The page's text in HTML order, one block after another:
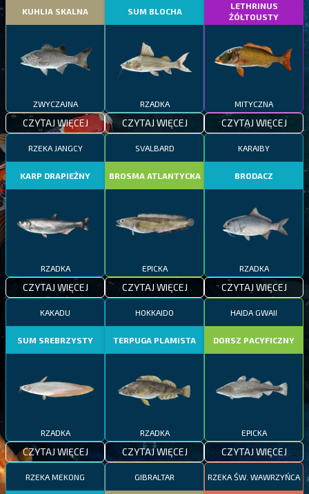
KUHLIA SKALNA
ZWYCZAJNA
CZYTAJ WIĘCEJ
SUM BLOCHA
RZADKA
CZYTAJ WIĘCEJ
LETHRINUS
ŻÓŁTOUSTY
MITYCZNA
CZYTAJ WIĘCEJ
RZEKA JANGCY
KARP DRAPIEŻNY
RZADKA
CZYTAJ WIĘCEJ
SVALBARD
BROSMA ATLANTYCKA
EPICKA
CZYTAJ WIĘCEJ
KARAIBY
BRODACZ
RZADKA
CZYTAJ WIĘCEJ
KAKADU
SUM SREBRZYSTY
RZADKA
CZYTAJ WIĘCEJ
HOKKAIDO
TERPUGA PLAMISTA
RZADKA
CZYTAJ WIĘCEJ
HAIDA GWAII
DORSZ PACYFICZNY
EPICKA
CZYTAJ WIĘCEJ
RZEKA MEKONG GIBRALTAR RZEKA ŚW. WAWRZYŃCA